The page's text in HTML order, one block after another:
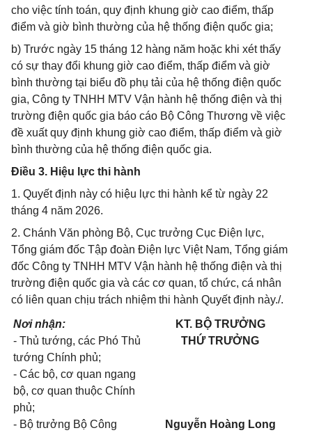
cho việc tính toán, quy định khung giờ cao điểm, thấp
điểm và giờ bình thường của hệ thống điện quốc gia;
b) Trước ngày 15 tháng 12 hàng năm hoặc khi xét thấy
có sự thay đổi khung giờ cao điểm, thấp điểm và giờ
bình thường tại biểu đồ phụ tải của hệ thống điện quốc
gia, Công ty TNHH MTV Vận hành hệ thống điện và thị
trường điện quốc gia báo cáo Bộ Công Thương về việc
đề xuất quy định khung giờ cao điểm, thấp điểm và giờ
bình thường của hệ thống điện quốc gia.
Điều 3. Hiệu lực thi hành
1. Quyết định này có hiệu lực thi hành kể từ ngày 22
tháng 4 năm 2026.
2. Chánh Văn phòng Bộ, Cục trưởng Cục Điện lực,
Tổng giám đốc Tập đoàn Điện lực Việt Nam, Tổng giám
đốc Công ty TNHH MTV Vận hành hệ thống điện và thị
trường điện quốc gia và các cơ quan, tổ chức, cá nhân
có liên quan chịu trách nhiệm thi hành Quyết định này./.
Nơi nhận:
- Thủ tướng, các Phó Thủ
tướng Chính phủ;
- Các bộ, cơ quan ngang
bộ, cơ quan thuộc Chính
phủ;
- Bộ trưởng Bộ Công
KT. BỘ TRƯỞNG
THỨ TRƯỞNG
Nguyễn Hoàng Long